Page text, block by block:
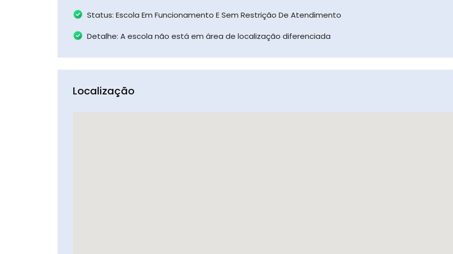
Status: Escola Em Funcionamento E Sem Restrição De Atendimento
Detalhe: A escola não está em área de localização diferenciada
Localização